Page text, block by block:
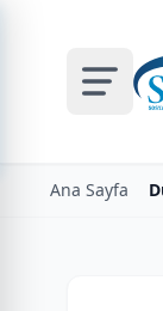
Ana Sayfa